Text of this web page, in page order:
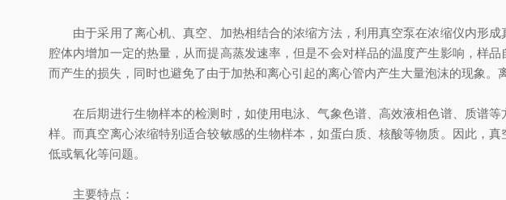
由于采用了离心机、真空、加热相结合的浓缩方法，利用真空泵在浓缩仪内形成
腔体内增加一定的热量，从而提高蒸发速率，但是不会对样品的温度产生影响，样
而产生的损失，同时也避免了由于加热和离心引起的离心管内产生大量泡沫的现象
在后期进行生物样本的检测时，如使用电泳、气象色谱、高效液相色谱、质谱等
样。而真空离心浓缩特别适合较敏感的生物样本，如蛋白质、核酸等物质。因此，
低或氧化等问题。
主要特点：